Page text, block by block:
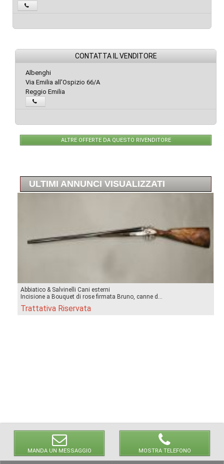
MANDA UN MESSAGGIO MOSTRA TELEFONO
CONTATTA IL VENDITORE
Albenghi
Via Emilia all'Ospizio 66/A
Reggio Emilia
ALTRE OFFERTE DA QUESTO RIVENDITORE
ULTIMI ANNUNCI VISUALIZZATI
Abbiatico & Salvinelli Cani esterni
Incisione a Bouquet di rose firmata Bruno, canne d...
Trattativa Riservata